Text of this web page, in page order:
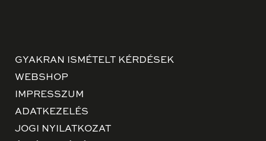
GYAKRAN ISMÉTELT KÉRDÉSEK
WEBSHOP
IMPRESSZUM
ADATKEZELÉS
JOGI NYILATKOZAT